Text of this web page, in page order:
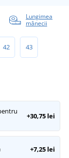
Lungimea
mânecii
42 43
+30,75 lei
+7,25 lei